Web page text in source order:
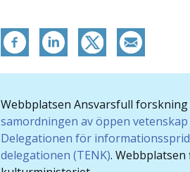
Webbplatsen Ansvarsfull
samordningen av öppen
Delegationen för
delegationen (TENK).